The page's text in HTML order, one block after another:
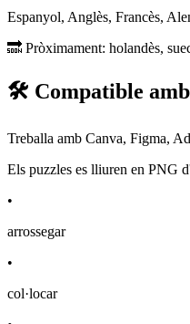
Espanyol, Anglès, Francès,
🔜 Pròximament: holandès,
🛠️ Compatible amb
Treballa amb Canva, Figma,
Els puzzles es lliuren en PNG
•
arrossegar
•
col·locar